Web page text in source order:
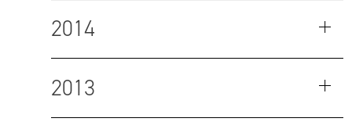
2014
2013